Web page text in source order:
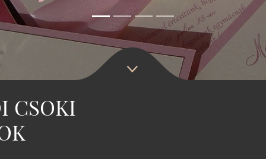
CSOKI